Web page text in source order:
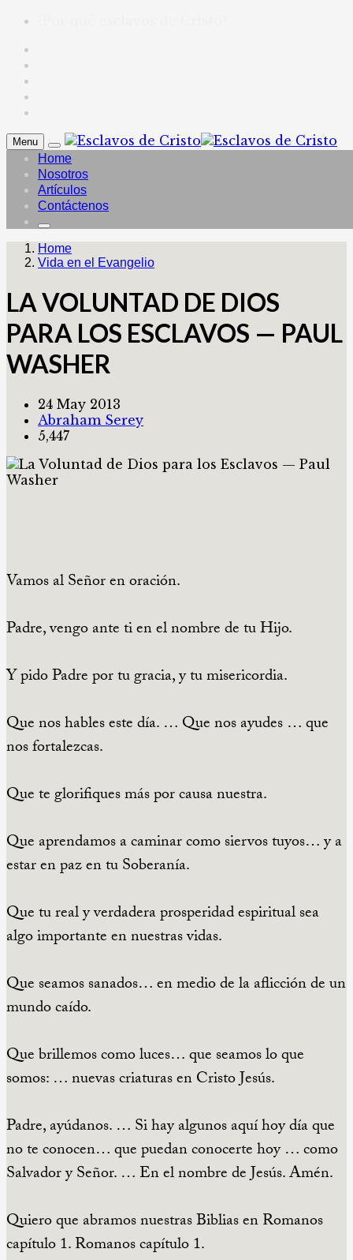
Menu
Home
Nosotros
Artículos
Contáctenos
Home
Vida en el Evangelio
LA VOLUNTAD DE DIOS
PARA LOS ESCLAVOS — PAUL
WASHER
24 May 2013
Abraham Serey
5,447
Vamos al Señor en oración.
Padre, vengo ante ti en el nombre de tu Hijo.
Y pido Padre por tu gracia, y tu misericordia.
Que nos hables este día. … Que nos ayudes … que
nos fortalezcas.
Que te glorifiques más por causa nuestra.
Que aprendamos a caminar como siervos tuyos… y a
estar en paz en tu Soberanía.
Que tu real y verdadera prosperidad espiritual sea
algo importante en nuestras vidas.
Que seamos sanados… en medio de la aflicción de un
mundo caído.
Que brillemos como luces… que seamos lo que
somos: … nuevas criaturas en Cristo Jesús.
Padre, ayúdanos. … Si hay algunos aquí hoy día que
no te conocen… que puedan conocerte hoy … como
Salvador y Señor. … En el nombre de Jesús. Amén.
Quiero que abramos nuestras Biblias en Romanos
capítulo 1. Romanos capítulo 1.